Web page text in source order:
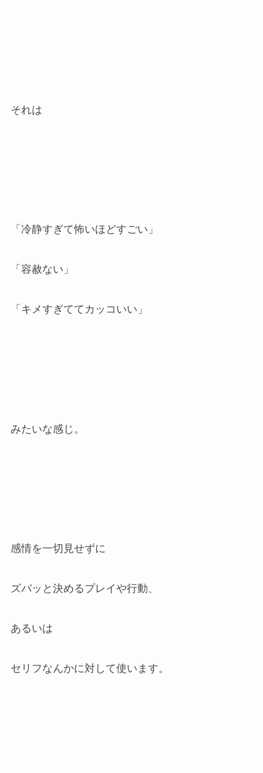
それは
「冷静すぎて怖いほどすごい」
「容赦ない」
「キメすぎててカッコいい」
みたいな感じ。
感情を一切見せずに
ズバッと決めるプレイや行動、
あるいは
セリフなんかに対して使います。